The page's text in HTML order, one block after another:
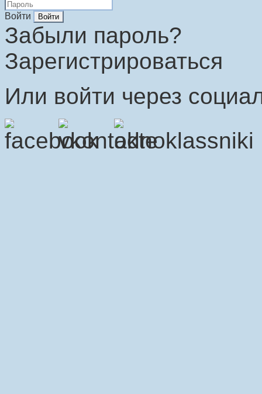
Войти
Забыли пароль?
Зарегистрироваться
Или войти через